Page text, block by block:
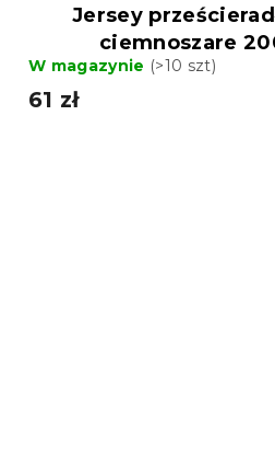
Jersey
ciemnoszare
W magazynie (>10 szt)
61 zł